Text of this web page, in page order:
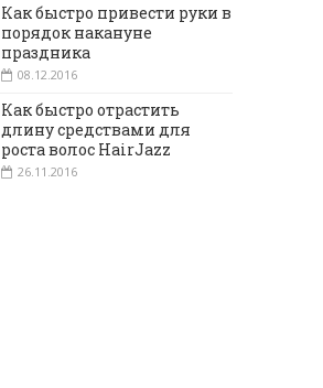
Как быстро привести руки в
порядок накануне
праздника
08.12.2016
Как быстро отрастить
длину средствами для
роста волос HairJazz
26.11.2016